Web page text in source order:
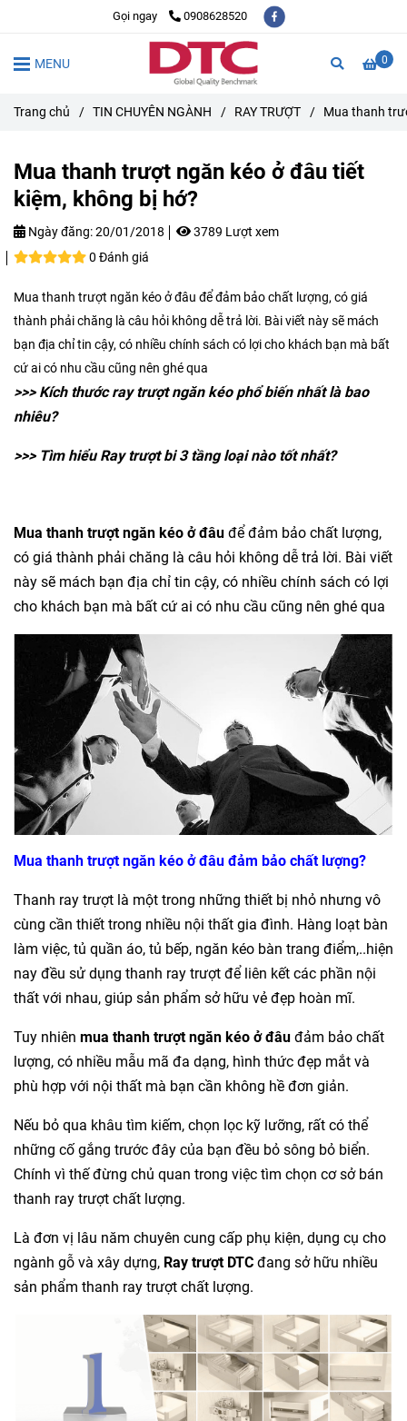
Gọi ngay 0908628520
0
MENU
Trang chủ / TIN CHUYÊN NGÀNH / RAY TRƯỢT / Mua thanh
Mua thanh trượt ngăn kéo ở đâu tiết
kiệm, không bị hớ?
Ngày đăng:20/01/2018
3789 Lượt xem
0 Đánh giá
Mua thanh trượt ngăn kéo ở đâu để đảm bảo chất lượng, có giá
thành phải chăng là câu hỏi không dễ trả lời. Bài viết này sẽ mách
bạn địa chỉ tin cậy, có nhiều chính sách có lợi cho khách bạn mà bất
cứ ai có nhu cầu cũng nên ghé qua
>>> Kích thước ray trượt ngăn kéo phổ biến nhất là bao
nhiêu?
>>> Tìm hiểu Ray trượt bi 3 tầng loại nào tốt nhất?
Mua thanh trượt ngăn kéo ở đâu để đảm bảo chất lượng,
có giá thành phải chăng là câu hỏi không dễ trả lời. Bài viết
này sẽ mách bạn địa chỉ tin cậy, có nhiều chính sách có lợi
cho khách bạn mà bất cứ ai có nhu cầu cũng nên ghé qua
Mua thanh trượt ngăn kéo ở đâu đảm bảo chất lượng?
Thanh ray trượt là một trong những thiết bị nhỏ nhưng vô
cùng cần thiết trong nhiều nội thất gia đình. Hàng loạt bàn
làm việc, tủ quần áo, tủ bếp, ngăn kéo bàn trang điểm,..hiện
nay đều sử dụng thanh ray trượt để liên kết các phần nội
thất với nhau, giúp sản phẩm sở hữu vẻ đẹp hoàn mĩ.
Tuy nhiên mua thanh trượt ngăn kéo ở đâu đảm bảo chất
lượng, có nhiều mẫu mã đa dạng, hình thức đẹp mắt và
phù hợp với nội thất mà bạn cần không hề đơn giản.
Nếu bỏ qua khâu tìm kiếm, chọn lọc kỹ lưỡng, rất có thể
những cố gắng trước đây của bạn đều bỏ sông bỏ biển.
Chính vì thế đừng chủ quan trong việc tìm chọn cơ sở bán
thanh ray trượt chất lượng.
Là đơn vị lâu năm chuyên cung cấp phụ kiện, dụng cụ cho
ngành gỗ và xây dựng, Ray trượt DTC đang sở hữu nhiều
sản phẩm thanh ray trượt chất lượng.